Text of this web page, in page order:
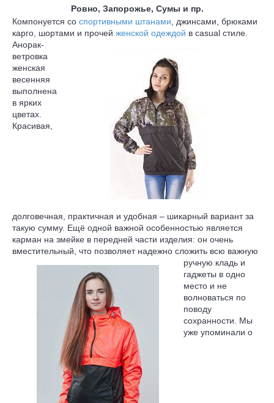
Ровно, Запорожье, Сумы и пр.
Компонуется со спортивными штанами, джинсами, брюками
карго, шортами и прочей женской одеждой в casual стиле.
Анорак-
ветровка
женская
весенняя
выполнена
в ярких
цветах.
Красивая,
долговечная, практичная и удобная – шикарный вариант за
такую сумму. Ещё одной важной особенностью является
карман на змейке в передней части изделия: он очень
вместительный, что позволяет надежно сложить всю важную
ручную кладь и
гаджеты в одно
место и не
волноваться по
поводу
сохранности. Мы
уже упоминали о